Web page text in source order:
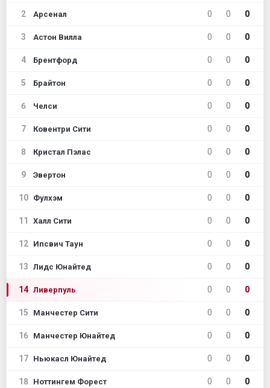
2 Арсенал 0 0 0
3 Астон Вилла 0 0 0
4 Брентфорд 0 0 0
5 Брайтон 0 0 0
6 Челси 0 0 0
7 Ковентри Сити 0 0 0
8 Кристал Пэлас 0 0 0
9 Эвертон 0 0 0
10 Фулхэм 0 0 0
11 Халл Сити 0 0 0
12 Ипсвич Таун 0 0 0
13 Лидс Юнайтед 0 0 0
14 Ливерпуль 0 0 0
15 Манчестер Сити 0 0 0
16 Манчестер Юнайтед 0 0 0
17 Ньюкасл Юнайтед 0 0 0
18 Ноттингем Форест 0 0 0